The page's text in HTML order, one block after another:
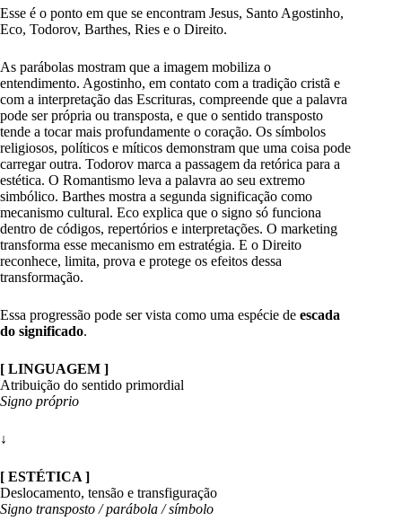
Esse é o ponto em que se encontram Jesus, Santo Agostinho,
Eco, Todorov, Barthes, Ries e o Direito.
As parábolas mostram que a imagem mobiliza o
entendimento. Agostinho, em contato com a tradição cristã e
com a interpretação das Escrituras, compreende que a palavra
pode ser própria ou transposta, e que o sentido transposto
tende a tocar mais profundamente o coração. Os símbolos
religiosos, políticos e míticos demonstram que uma coisa pode
carregar outra. Todorov marca a passagem da retórica para a
estética. O Romantismo leva a palavra ao seu extremo
simbólico. Barthes mostra a segunda significação como
mecanismo cultural. Eco explica que o signo só funciona
dentro de códigos, repertórios e interpretações. O marketing
transforma esse mecanismo em estratégia. E o Direito
reconhece, limita, prova e protege os efeitos dessa
transformação.
Essa progressão pode ser vista como uma espécie de escada
do significado.
[ LINGUAGEM ]
Atribuição do sentido primordial
Signo próprio
↓
[ ESTÉTICA ]
Deslocamento, tensão e transfiguração
Signo transposto / parábola / símbolo